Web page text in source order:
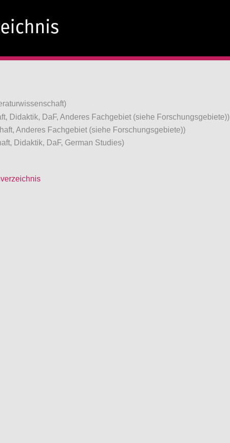
Didaktik, DaF, Anderes Fachgebiet (siehe Forschungsgebiete))
Anderes Fachgebiet (siehe Forschungsgebiete))
Didaktik, DaF, German Studies)